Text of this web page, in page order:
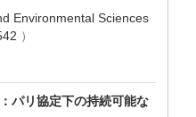
Environmental Sciences
）
パリ協定下の持続可能な